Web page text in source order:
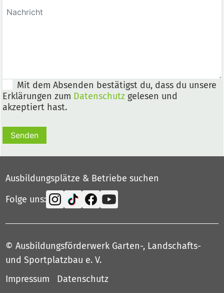
Mit dem Absenden bestätigst du, dass du unsere
Erklärungen zum Datenschutz gelesen und
akzeptiert hast.
Senden
Ausbildungsplätze & Betriebe suchen
Folge uns:
© Ausbildungsförderwerk Garten-, Landschafts-
und Sportplatzbau e. V.
Impressum
Datenschutz